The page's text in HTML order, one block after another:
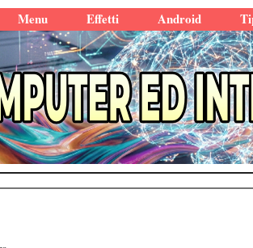
Menu Effetti Android